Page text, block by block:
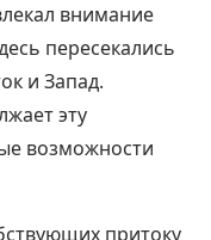
внимание
пересекались
и Запад.
эту
возможности
притоку